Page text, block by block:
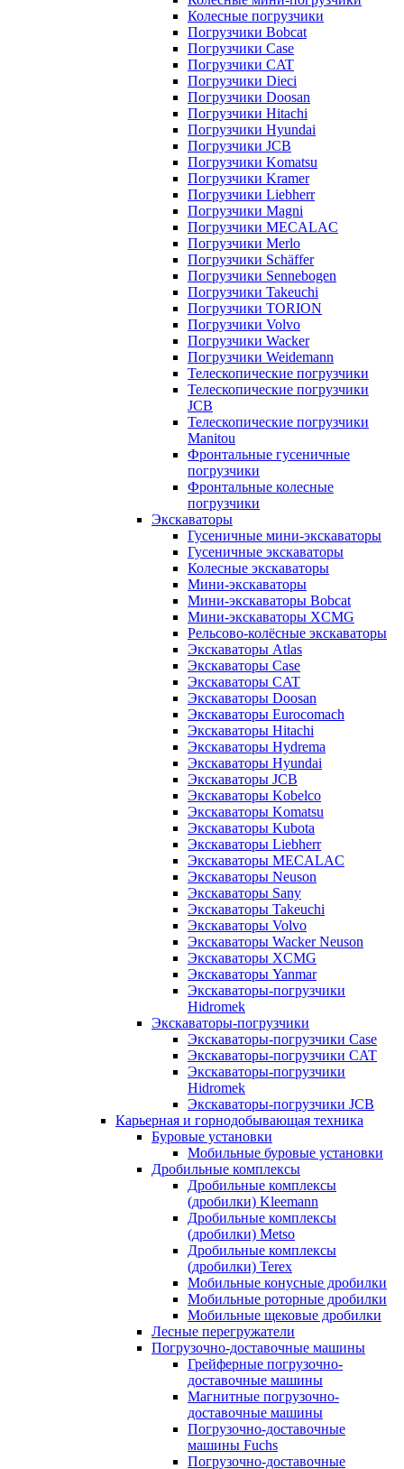
Колесные погрузчики
Погрузчики Bobcat
Погрузчики Case
Погрузчики CAT
Погрузчики Dieci
Погрузчики Doosan
Погрузчики Hitachi
Погрузчики Hyundai
Погрузчики JCB
Погрузчики Komatsu
Погрузчики Kramer
Погрузчики Liebherr
Погрузчики Magni
Погрузчики MECALAC
Погрузчики Merlo
Погрузчики Schäffer
Погрузчики Sennebogen
Погрузчики Takeuchi
Погрузчики TORION
Погрузчики Volvo
Погрузчики Wacker
Погрузчики Weidemann
Телескопические погрузчики
Телескопические погрузчики
JCB
Телескопические погрузчики
Manitou
Фронтальные гусеничные
погрузчики
Фронтальные колесные
погрузчики
Экскаваторы
Гусеничные мини-экскаваторы
Гусеничные экскаваторы
Колесные экскаваторы
Мини-экскаваторы
Мини-экскаваторы Bobcat
Мини-экскаваторы XCMG
Рельсово-колёсные экскаваторы
Экскаваторы Atlas
Экскаваторы Case
Экскаваторы CAT
Экскаваторы Doosan
Экскаваторы Eurocomach
Экскаваторы Hitachi
Экскаваторы Hydrema
Экскаваторы Hyundai
Экскаваторы JCB
Экскаваторы Kobelco
Экскаваторы Komatsu
Экскаваторы Kubota
Экскаваторы Liebherr
Экскаваторы MECALAC
Экскаваторы Neuson
Экскаваторы Sany
Экскаваторы Takeuchi
Экскаваторы Volvo
Экскаваторы Wacker Neuson
Экскаваторы XCMG
Экскаваторы Yanmar
Экскаваторы-погрузчики
Hidromek
Экскаваторы-погрузчики
Экскаваторы-погрузчики Case
Экскаваторы-погрузчики CAT
Экскаваторы-погрузчики
Hidromek
Экскаваторы-погрузчики JCB
Карьерная и горнодобывающая техника
Буровые установки
Мобильные буровые установки
Дробильные комплексы
Дробильные комплексы
(дробилки) Kleemann
Дробильные комплексы
(дробилки) Metso
Дробильные комплексы
(дробилки) Terex
Мобильные конусные дробилки
Мобильные роторные дробилки
Мобильные щековые дробилки
Лесные перегружатели
Погрузочно-доставочные машины
Грейферные погрузочно-
доставочные машины
Магнитные погрузочно-
доставочные машины
Погрузочно-доставочные
машины Fuchs
Погрузочно-доставочные